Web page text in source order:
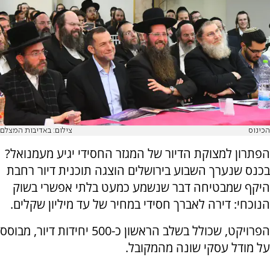
הכינוס צילום: באדיבות המצלם
הפתרון למצוקת הדיור של המגזר החסידי יגיע מעמנואל?
בכנס שנערך השבוע בירושלים הוצגה תוכנית דיור רחבת
היקף שמבטיחה דבר שנשמע כמעט בלתי אפשרי בשוק
הנוכחי: דירה לאברך חסידי במחיר של עד מיליון שקלים.
הפרויקט, שכולל בשלב הראשון כ-500 יחידות דיור, מבוסס
על מודל עסקי שונה מהמקובל.